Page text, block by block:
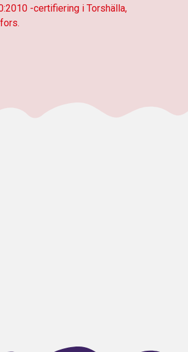
-certifiering i Torshälla,